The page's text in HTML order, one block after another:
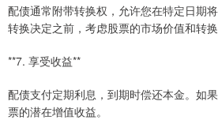
配债通常附带转换权，允许您在特定日期
转换决定之前，考虑股票的市场价值和转换
**7. 享受收益**
配债支付定期利息，到期时偿还本金。如
票的潜在增值收益。